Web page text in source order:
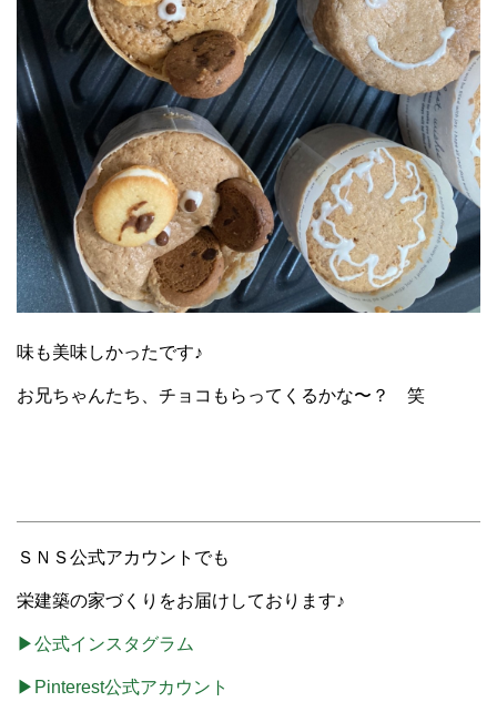
味も美味しかったです♪
お兄ちゃんたち、チョコもらってくるかな〜？ 笑
ＳＮＳ公式アカウントでも
栄建築の家づくりをお届けしております♪
▶公式インスタグラム
▶Pinterest公式アカウント